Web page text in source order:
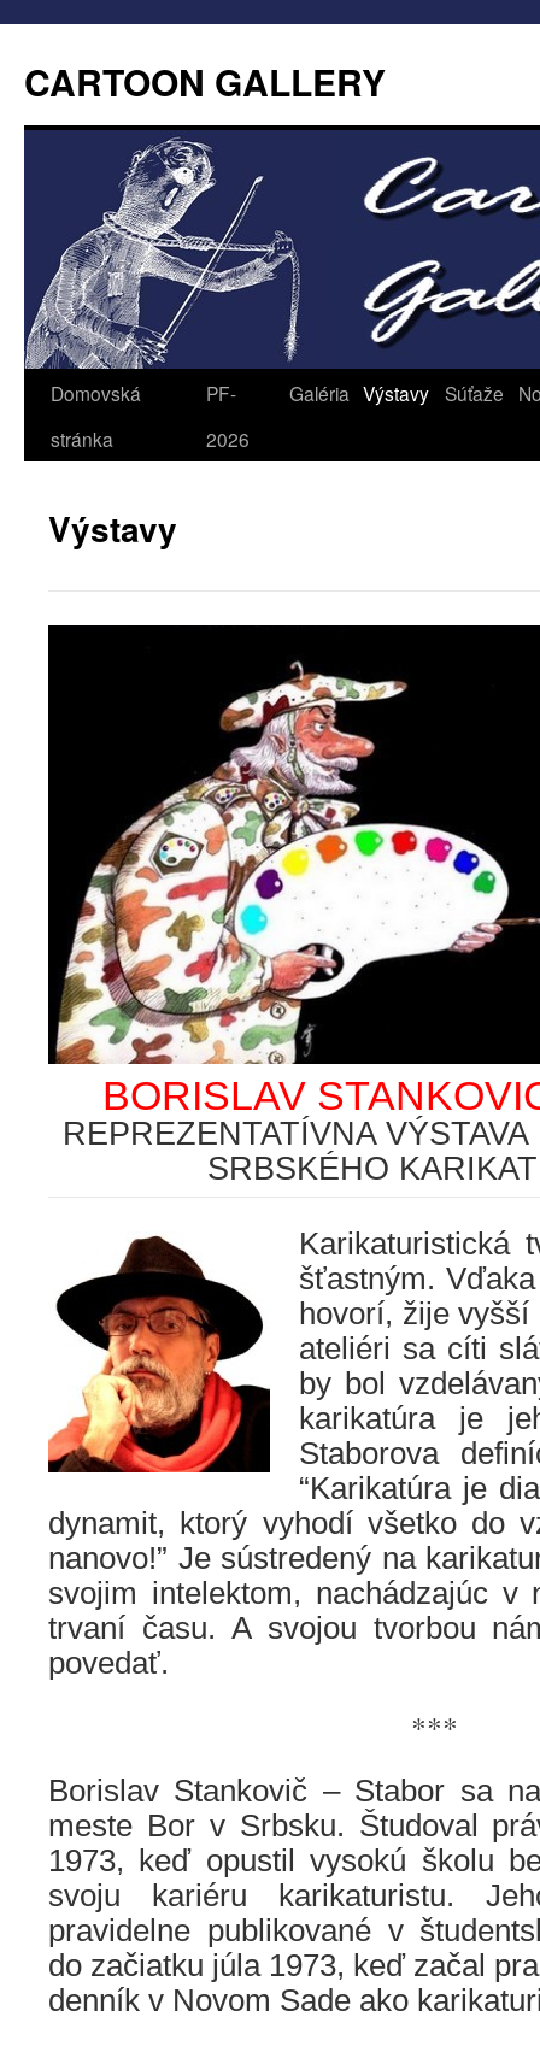
CARTOON GALLERY
Domovská
stránka
PF-
2026
Galéria Výstavy Súťaže
Výstavy
BORISLAV
REPREZENTATÍVNA
SRBSKÉHO
Karikaturistická
šťastným.
hovorí, žije
ateliéri sa cíti
by bol
karikatúra je
Staborova
“Karikatúra je
dynamit, ktorý vyhodí všetko do
nanovo!” Je sústredený na
svojim intelektom, nachádzajúc v
trvaní času. A svojou tvorbou
povedať.
***
Borislav Stankovič – Stabor sa
meste Bor v Srbsku. Študoval
1973, keď opustil vysokú školu
svoju kariéru karikaturistu.
pravidelne publikované v
do začiatku júla 1973, keď začal
denník v Novom Sade ako